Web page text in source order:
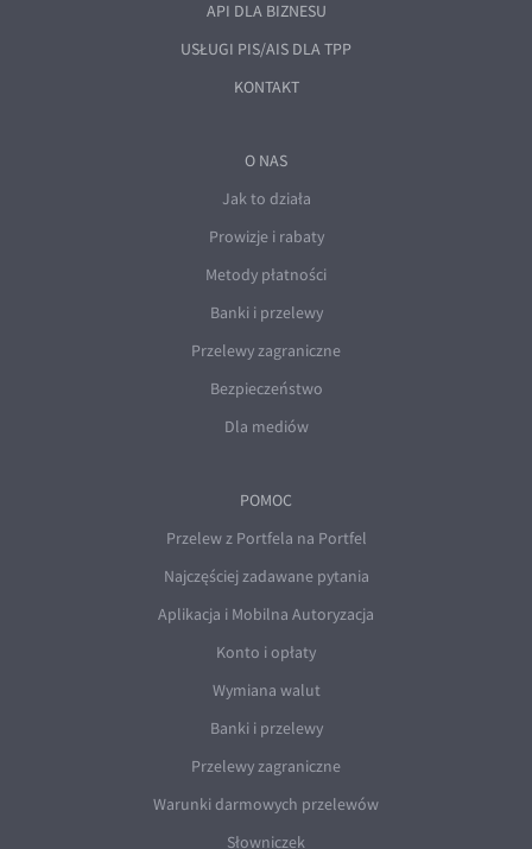
API DLA BIZNESU
USŁUGI PIS/AIS DLA TPP
KONTAKT
O NAS
Jak to działa
Prowizje i rabaty
Metody płatności
Banki i przelewy
Przelewy zagraniczne
Bezpieczeństwo
Dla mediów
POMOC
Przelew z Portfela na Portfel
Najczęściej zadawane pytania
Aplikacja i Mobilna Autoryzacja
Konto i opłaty
Wymiana walut
Banki i przelewy
Przelewy zagraniczne
Warunki darmowych przelewów
Słowniczek